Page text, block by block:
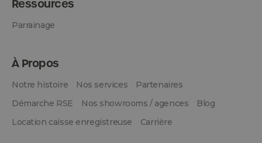
Ressources
Parrainage
À Propos
Notre histoire Nos services
Partenaires
Démarche RSE
Nos showrooms / agences
Blog
Location caisse enregistreuse
Carrière